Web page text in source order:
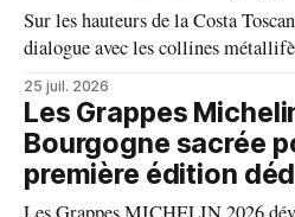
Sur les hauteurs de la Costa
dialogue avec les collines
portes de Bolgheri, Caiarossa
vin, celle d'un équilibre vivant
temps.
25 juil. 2026
Les Grappes
Bourgogne sacrée
première édition